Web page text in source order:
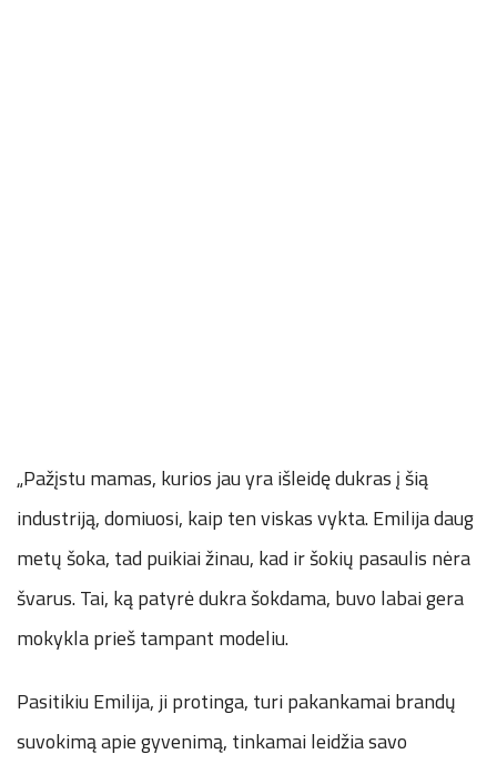
„Pažįstu mamas, kurios jau yra išleidę dukras į šią
industriją, domiuosi, kaip ten viskas vykta. Emilija daug
metų šoka, tad puikiai žinau, kad ir šokių pasaulis nėra
švarus. Tai, ką patyrė dukra šokdama, buvo labai gera
mokykla prieš tampant modeliu.
Pasitikiu Emilija, ji protinga, turi pakankamai brandų
suvokimą apie gyvenimą, tinkamai leidžia savo